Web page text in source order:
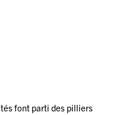
font parti des pilliers